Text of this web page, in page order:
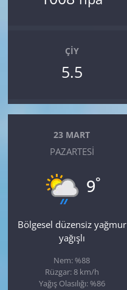
ÇIY
5.5
23 MART
PAZARTESI
9°
Bölgesel düzensiz yağmur
yağışlı
Nem: %88
Rüzgar: 8 km/h
Yağış Olasılığı: %86